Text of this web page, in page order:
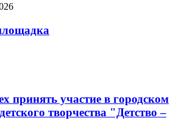
принять участие в городском
творчества "Детство –